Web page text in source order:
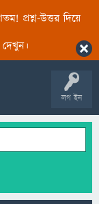
প্রশ্ন-উত্তর দিয়ে
লগ ইন